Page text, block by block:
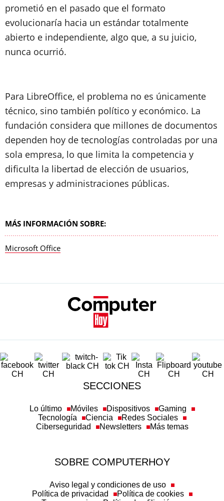
prometió en el pasado que el formato
evolucionaría hacia un estándar totalmente
abierto e independiente, algo que, a su juicio,
nunca ocurrió.
Para LibreOffice, el problema no es únicamente
técnico, sino también político y económico. La
fundación considera que millones de documentos
dependen hoy de tecnologías controladas por una
sola empresa, lo que limita la competencia y
dificulta la libertad de elección de usuarios,
empresas y administraciones públicas.
MÁS INFORMACIÓN SOBRE:
Microsoft Office
SECCIONES
Lo último Móviles Dispositivos
Gaming
Tecnología
Ciencia
Redes Sociales
Ciberseguridad
Newsletters Más temas
SOBRE COMPUTERHOY
Aviso legal y condiciones de uso
Política de privacidad
Política de cookies